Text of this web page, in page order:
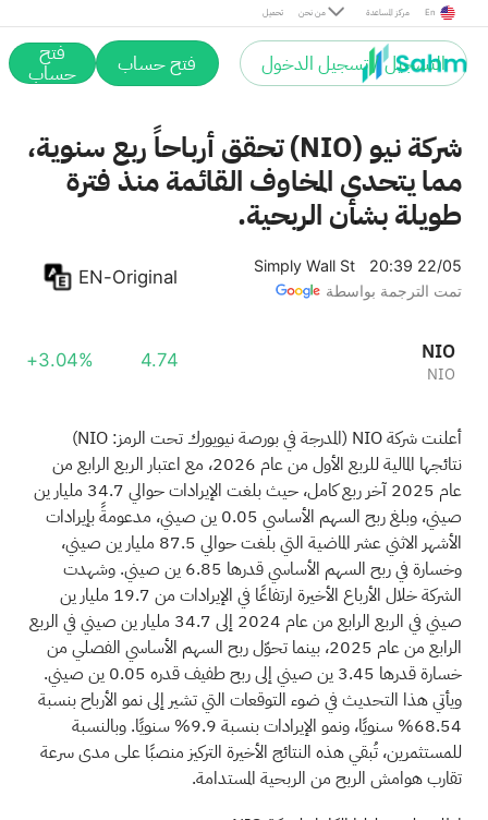
تحميل من نحن مركز المساعدة En
التسجيل / تسجيل الدخول فتح حساب فتح
حساب
شركة نيو (NIO) تحقق أرباحاً ربع سنوية،
مما يتحدى المخاوف القائمة منذ فترة
طويلة بشأن الربحية.
Simply Wall St
20:39 22/05
تمت الترجمة بواسطة
EN-Original
NIO
NIO
4.74
+3.04%
أعلنت شركة NIO (المدرجة في بورصة نيويورك تحت الرمز: NIO)
نتائجها المالية للربع الأول من عام 2026، مع اعتبار الربع الرابع من
عام 2025 آخر ربع كامل، حيث بلغت الإيرادات حوالي 34.7 مليار ين
صيني، وبلغ ربح السهم الأساسي 0.05 ين صيني، مدعومةً بإيرادات
الأشهر الاثني عشر الماضية التي بلغت حوالي 87.5 مليار ين صيني،
وخسارة في ربح السهم الأساسي قدرها 6.85 ين صيني. وشهدت
الشركة خلال الأرباع الأخيرة ارتفاعًا في الإيرادات من 19.7 مليار ين
صيني في الربع الرابع من عام 2024 إلى 34.7 مليار ين صيني في الربع
الرابع من عام 2025، بينما تحوّل ربح السهم الأساسي الفصلي من
خسارة قدرها 3.45 ين صيني إلى ربح طفيف قدره 0.05 ين صيني.
ويأتي هذا التحديث في ضوء التوقعات التي تشير إلى نمو الأرباح بنسبة
68.54% سنويًا، ونمو الإيرادات بنسبة 9.9% سنويًا. وبالنسبة
للمستثمرين، تُبقي هذه النتائج الأخيرة التركيز منصبًا على مدى سرعة
تقارب هوامش الربح من الربحية المستدامة.